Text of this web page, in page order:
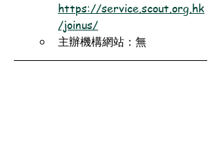
https://service.scout.org.hk
/joinus/
主辦機構網站：無